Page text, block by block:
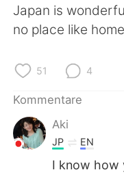
Türkçe
Japan is
no place like
51 4
Kommentare
Aki
JP EN
I know how